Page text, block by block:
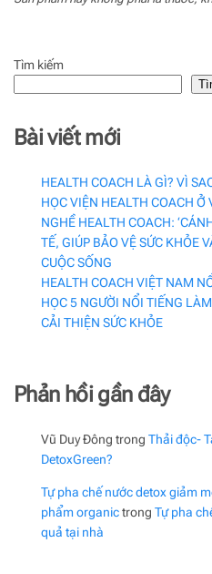
Tìm kiếm
Bài viết mới
HEALTH COACH LÀ GÌ? VÌ
HỌC VIỆN HEALTH COACH
NGHỀ HEALTH COACH:
TẾ, GIÚP BẢO VỆ SỨC KHỎE
CUỘC SỐNG
HEALTH COACH VIỆT NAM
HỌC 5 NGƯỜI NỔI TIẾNG
CẢI THIỆN SỨC KHỎE
Phản hồi gần đây
Vũ Duy Đông trong Thải độc-
DetoxGreen?
Tự pha chế nước detox giảm
phẩm organictrong Tự pha
quả tại nhà